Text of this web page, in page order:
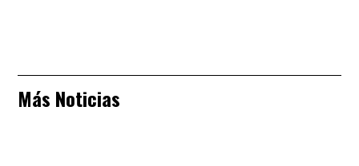
Más Noticias